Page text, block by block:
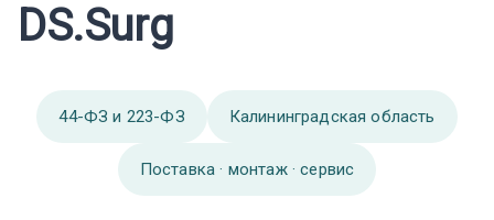
DS.Surg
44-ФЗ и 223-ФЗ Калининградская область
Поставка · монтаж · сервис